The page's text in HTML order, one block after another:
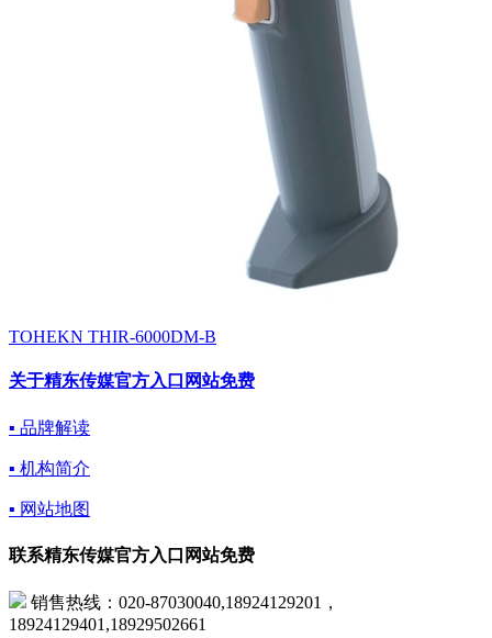
TOHEKN THIR-6000DM-B
关于精东传媒官方入口网站免费
▪ 品牌解读
▪ 机构简介
▪ 网站地图
联系精东传媒官方入口网站免费
销售热线：020-87030040,18924129201，
18924129401,18929502661